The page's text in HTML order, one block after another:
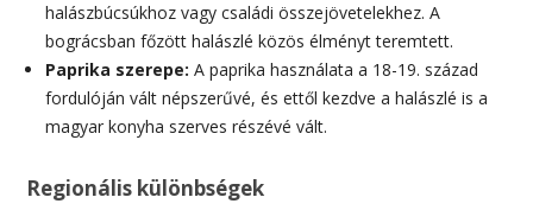
halászbúcsúkhoz vagy családi összejövetelekhez. A
bográcsban főzött halászlé közös élményt teremtett.
Paprika szerepe: A paprika használata a 18-19. század
fordulóján vált népszerűvé, és ettől kezdve a halászlé is a
magyar konyha szerves részévé vált.
Regionális különbségek